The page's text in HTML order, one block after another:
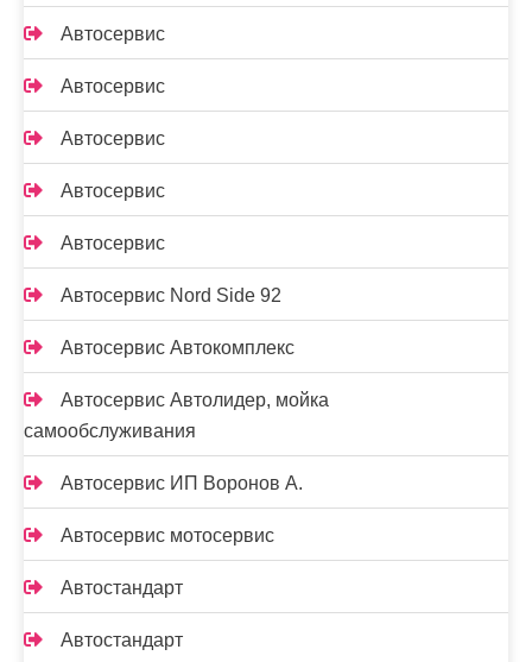
Автосервис
Автосервис
Автосервис
Автосервис
Автосервис
Автосервис Nord Side 92
Автосервис Автокомплекс
Автосервис Автолидер, мойка
самообслуживания
Автосервис ИП Воронов А.
Автосервис мотосервис
Автостандарт
Автостандарт